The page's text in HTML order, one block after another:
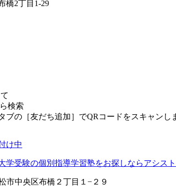
橋2丁目1-29
検索
ブの［友だち追加］でQRコードをスキャンし
市中央区布橋２丁目１−２９